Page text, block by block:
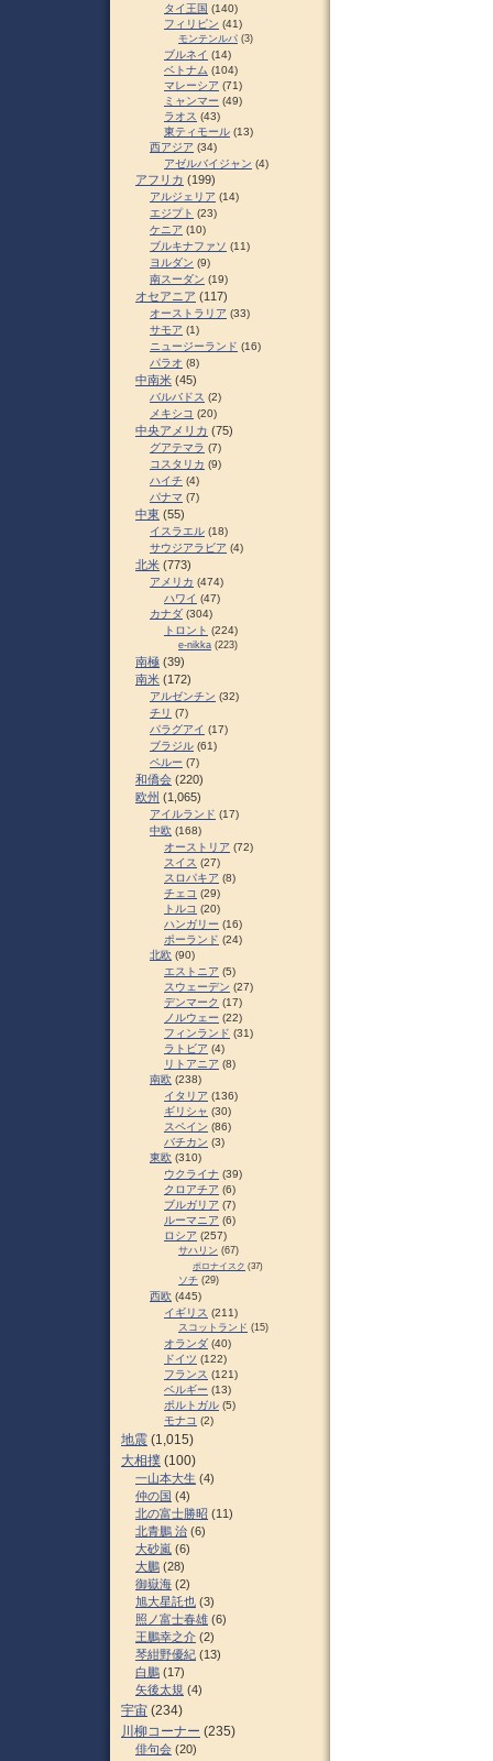
タイ王国 (140)
フィリピン (41)
モンテンルパ (3)
ブルネイ (14)
ベトナム (104)
マレーシア (71)
ミャンマー (49)
ラオス (43)
東ティモール (13)
西アジア (34)
アゼルバイジャン (4)
アフリカ (199)
アルジェリア (14)
エジプト (23)
ケニア (10)
ブルキナファソ (11)
ヨルダン (9)
南スーダン (19)
オセアニア (117)
オーストラリア (33)
サモア (1)
ニュージーランド (16)
パラオ (8)
中南米 (45)
バルバドス (2)
メキシコ (20)
中央アメリカ (75)
グアテマラ (7)
コスタリカ (9)
ハイチ (4)
パナマ (7)
中東 (55)
イスラエル (18)
サウジアラビア (4)
北米 (773)
アメリカ (474)
ハワイ (47)
カナダ (304)
トロント (224)
e-nikka (223)
南極 (39)
南米 (172)
アルゼンチン (32)
チリ (7)
パラグアイ (17)
ブラジル (61)
ペルー (7)
和僑会 (220)
欧州 (1,065)
アイルランド (17)
中欧 (168)
オーストリア (72)
スイス (27)
スロパキア (8)
チェコ (29)
トルコ (20)
ハンガリー (16)
ポーランド (24)
北欧 (90)
エストニア (5)
スウェーデン (27)
デンマーク (17)
ノルウェー (22)
フィンランド (31)
ラトビア (4)
リトアニア (8)
南欧 (238)
イタリア (136)
ギリシャ (30)
スペイン (86)
バチカン (3)
東欧 (310)
ウクライナ (39)
クロアチア (6)
ブルガリア (7)
ルーマニア (6)
ロシア (257)
サハリン (67)
ポロナイスク (37)
ソチ (29)
西欧 (445)
イギリス (211)
スコットランド (15)
オランダ (40)
ドイツ (122)
フランス (121)
ベルギー (13)
ポルトガル (5)
モナコ (2)
地震 (1,015)
大相撲 (100)
一山本大生 (4)
仲の国 (4)
北の富士勝昭 (11)
北青鵬 治 (6)
大砂嵐 (6)
大鵬 (28)
御嶽海 (2)
旭大星託也 (3)
照ノ富士春雄 (6)
王鵬幸之介 (2)
琴紺野優紀 (13)
白鵬 (17)
矢後太規 (4)
宇宙 (234)
川柳コーナー (235)
俳句会 (20)